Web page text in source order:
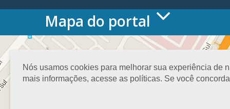
Nós usamos cookies para melhorar sua experiência de
mais informações, acesse as políticas. Se você
Mapa do portal
HOME
O CONSELHO
Conselho Diretor
Nossa Sede
Planejamento